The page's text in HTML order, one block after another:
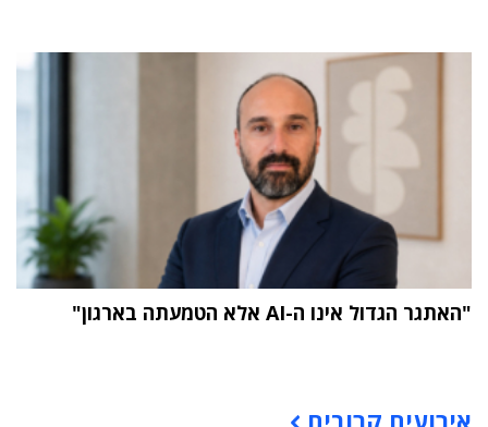
"האתגר הגדול אינו ה-AI אלא הטמעתה בארגון"
אירועים קרובים